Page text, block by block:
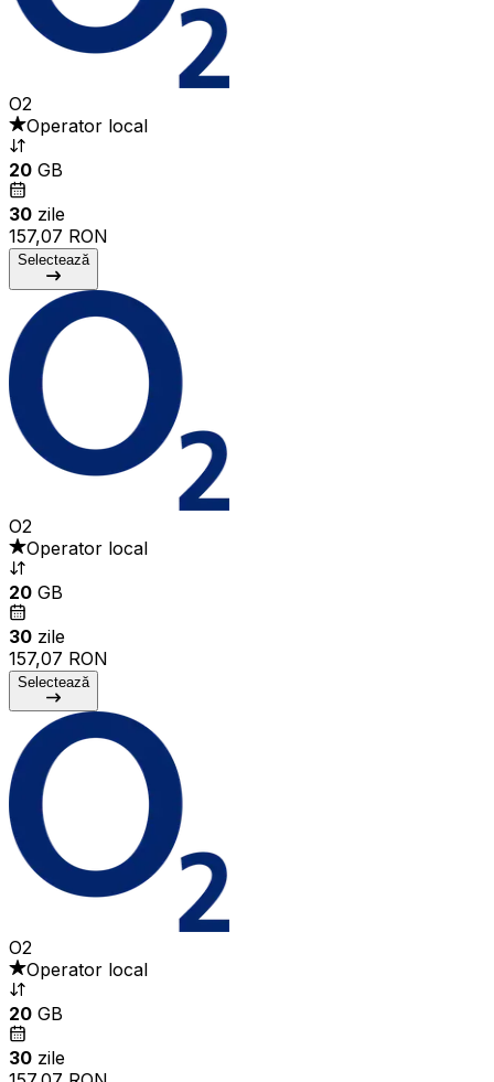
O2
Operator local
20 GB
30 zile
157,07 RON
Selectează
O2
Operator local
20 GB
30 zile
157,07 RON
Selectează
O2
Operator local
20 GB
30 zile